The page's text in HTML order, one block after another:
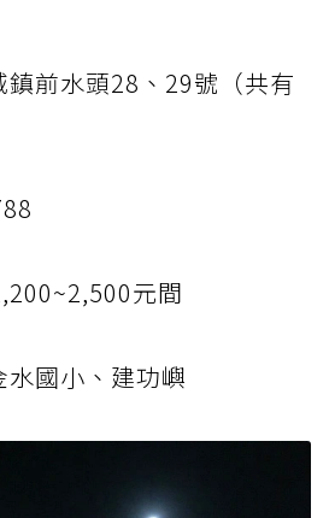
鎮前水頭28、29號（共有
元間
水國小、建功嶼